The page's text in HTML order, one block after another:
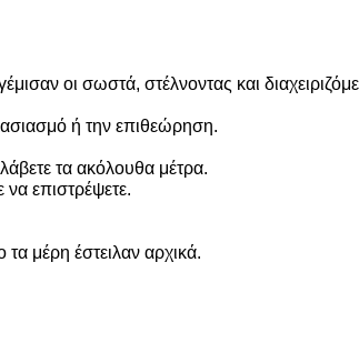
οι σωστά, στέλνοντας και
ή την επιθεώρηση.
τα ακόλουθα μέτρα.
να επιστρέψετε.
μέρη έστειλαν αρχικά.